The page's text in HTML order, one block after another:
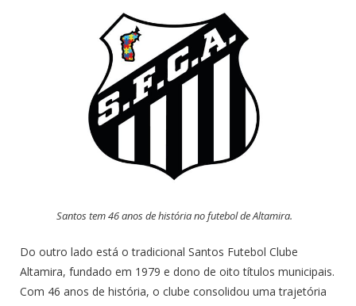
Santos tem 46 anos de história no futebol de Altamira.
Do outro lado está o tradicional Santos Futebol Clube
Altamira, fundado em 1979 e dono de oito títulos municipais.
Com 46 anos de história, o clube consolidou uma trajetória